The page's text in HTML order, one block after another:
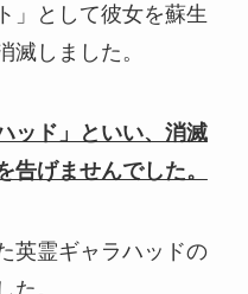
」として彼女を蘇生
滅しました。
ッド」といい、消滅
告げませんでした。
英霊ギャラハッドの
た。